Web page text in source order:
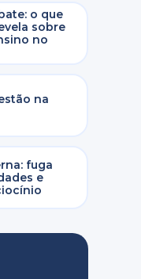
o que
sobre
no
na
fuga
e